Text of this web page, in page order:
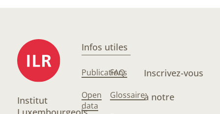
Institut
Infos utiles
Publications
Open
data
FAQ
Glossaire
Inscrivez-vous
à notre